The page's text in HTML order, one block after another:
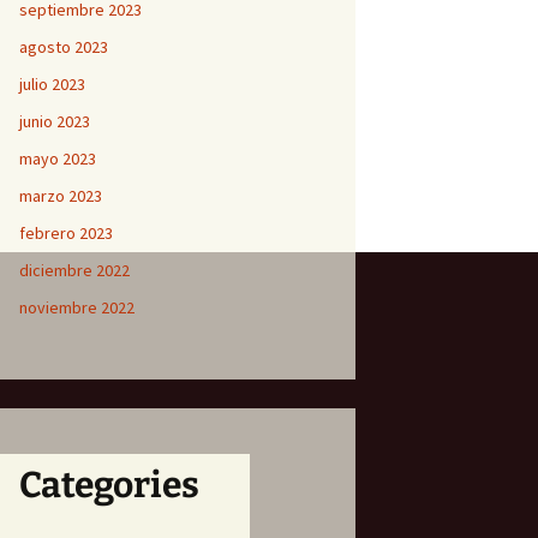
septiembre 2023
agosto 2023
julio 2023
junio 2023
mayo 2023
marzo 2023
febrero 2023
diciembre 2022
noviembre 2022
Categories